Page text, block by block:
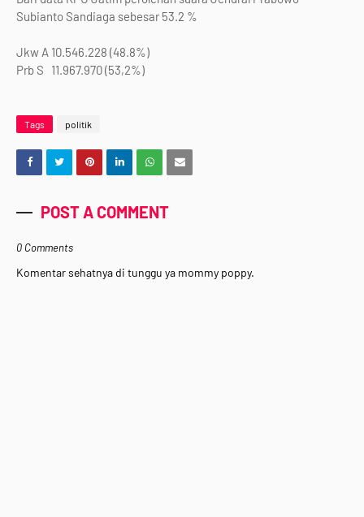
Subianto Sandiaga sebesar 53.2 %
Jkw A 10.546.228 (48.8%)
Prb S 11.967.970 (53,2%)
Tags politik
POST A COMMENT
0 Comments
Komentar sehatnya di tunggu ya mommy poppy.